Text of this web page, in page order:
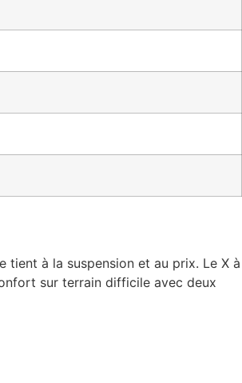
tient à la suspension et au prix. Le X à
sur terrain difficile avec deux